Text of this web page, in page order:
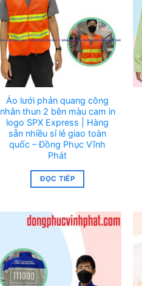
Áo lưới phản quang công
nhân thun 2 bên màu cam in
logo SPX Express | Hàng
sẵn nhiều sỉ lẻ giao toàn
quốc – Đồng Phục Vĩnh
Phát
ĐỌC TIẾP